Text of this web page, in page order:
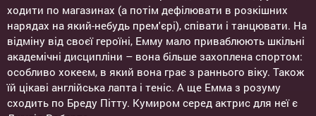
ходити по магазинах (а потім дефілювати в розкішних
нарядах на який-небудь прем'єрі), співати і танцювати. На
відміну від своєї героїні, Емму мало приваблюють шкільні
академічні дисципліни – вона більше захоплена спортом:
особливо хокеєм, в який вона грає з раннього віку. Також
їй цікаві англійська лапта і теніс. А ще Емма з розуму
сходить по Бреду Пітту. Кумиром серед актрис для неї є